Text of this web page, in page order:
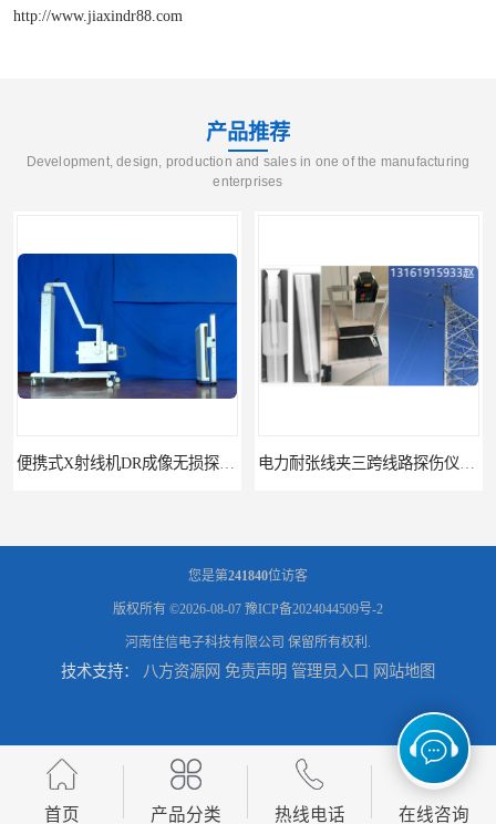
http://www.jiaxindr88.com
产品推荐
Development, design, production and sales in one of the manufacturing
enterprises
便携式X射线机DR成像无损探伤检测系统 电力耐张线夹三跨线路探伤仪X射线机DR成像检测系统
工业CT微焦源射线机桌面台式CT实验动物三维X光成像系统微型CT 牛马羊用全身拍片DR成像系统动物园兽医站数字化X光机悬吊牛用DR
您是第241840位访客
版权所有 ©2026-08-07 豫ICP备2024044509号-2
河南佳信电子科技有限公司 保留所有权利.
技术支持： 八方资源网 免责声明 管理员入口 网站地图
首页 产品分类 热线电话 在线咨询